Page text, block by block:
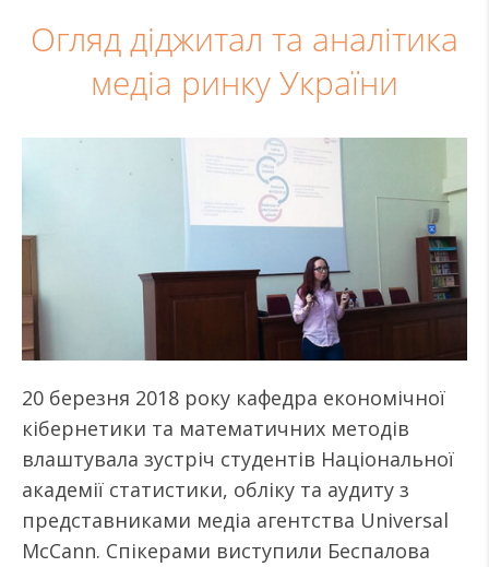
Огляд діджитал та аналітика
медіа ринку України
20 березня 2018 року кафедра економічної
кібернетики та математичних методів
влаштувала зустріч студентів Національної
академії статистики, обліку та аудиту з
представниками медіа агентства Universal
McCann. Спікерами виступили Беспалова